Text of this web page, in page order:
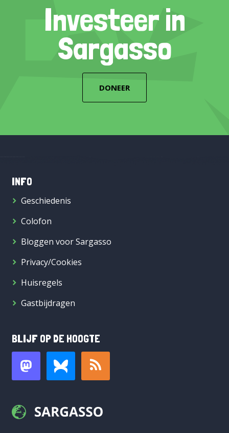
Investeer in
Sargasso
DONEER
INFO
Geschiedenis
Colofon
Bloggen voor Sargasso
Privacy/Cookies
Huisregels
Gastbijdragen
BLIJF OP DE HOOGTE